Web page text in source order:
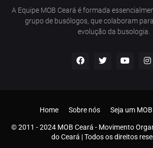
A Equipe MOB Ceará é formada
grupo de busólogos, que colaboram
evolução da busologia.
© 2011 - 2024 MOB Ceará - Movimento
do Ceará | Todos os direitos
Home Sobre nós Seja um MOB